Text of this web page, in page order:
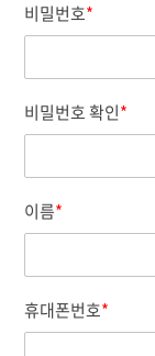
비밀번호*
비밀번호 확인*
이름*
휴대폰번호*